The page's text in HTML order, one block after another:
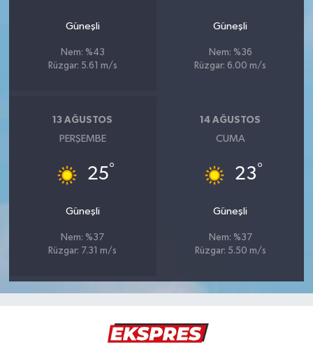
Güneşli
Nem: %43
Rüzgar: 5.61 m/s
Güneşli
Nem: %36
Rüzgar: 6.00 m/s
13 AĞUSTOS
PERŞEMBE
25°
Güneşli
Nem: %37
Rüzgar: 7.31 m/s
14 AĞUSTOS
CUMA
23°
Güneşli
Nem: %37
Rüzgar: 5.50 m/s
Yaşam